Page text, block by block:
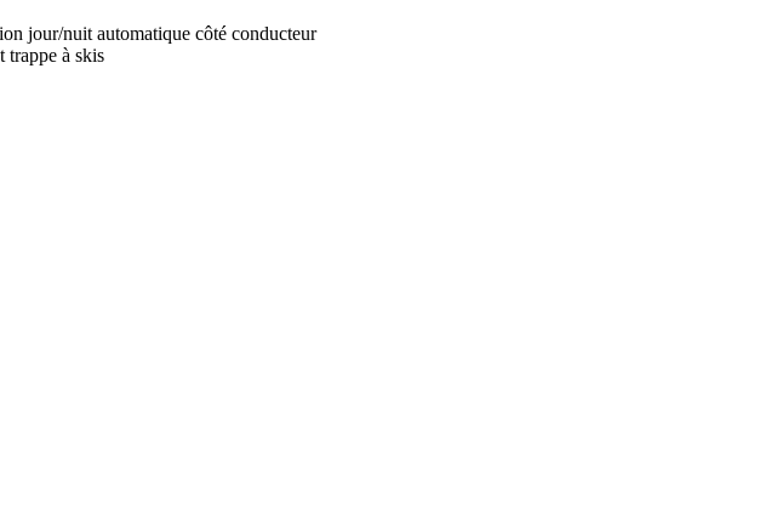
jour/nuit automatique côté conducteur
trappe à skis